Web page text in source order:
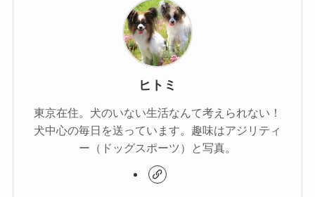
ヒトミ
東京在住。犬のいない生活なんて考えられない！
犬中心の毎日を送っています。趣味はアジリティ
ー（ドッグスポーツ）と写真。